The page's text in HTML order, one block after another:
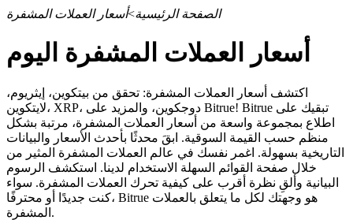
الصفحة الرئيسية>أسعار العملات المشفرة
أسعار العملات المشفرة اليوم
اكتشف أسعار العملات المشفرة: تحقق من بيتكوين، إيثريوم،
لايتكوين، XRP، دوجكوين، والمزيد على Bitrue! Bitrue تبقيك على
اطلاع بمجموعة واسعة من أسعار العملات المشفرة، مرتبة بشكل
منظم حسب القيمة السوقية. ابقَ محدثًا بأحدث الأسعار والبيانات
التاريخية بسهولة. اغمر نفسك في عالم العملات المشفرة المثير من
خلال صفحة القوائم السهلة الاستخدام لدينا. استكشف الرسوم
البيانية وألقِ نظرة أقرب على كيفية تحرك العملات المشفرة. سواء
كنت جديدًا أو محترفًا، Bitrue هو وجهتك لكل ما يتعلق بالعملات
المشفرة.